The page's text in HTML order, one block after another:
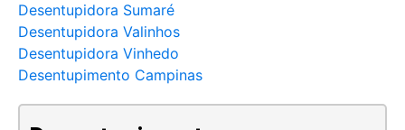
Desentupidora Sumaré
Desentupidora Valinhos
Desentupidora Vinhedo
Desentupimento Campinas